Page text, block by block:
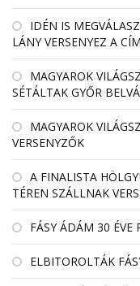
IDÉN IS
LÁNY VERSENYEZ A
MAGYAROK
SÉTÁLTAK GYŐR
MAGYAROK
VERSENYZŐK
A FINALISTA
TÉREN SZÁLLNAK
FÁSY ÁDÁM 30 ÉVE
ELBITOROLTÁK